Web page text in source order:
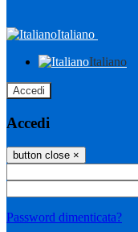
Italiano
Italiano
Accedi
Accedi
button close ×
Password dimenticata?